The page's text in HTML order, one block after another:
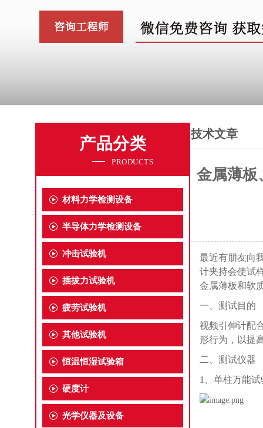
产品分类
PRODUCTS
材料力学检测设备
半导体力学检测设备
冲击试验机
插拔力试验机
疲劳试验机
其他试验机
恒温恒湿试验箱
硬度计
光学仪器及设备
技术文章
金属薄板
最近有朋友向
计夹持会使试
金属薄板和软
一、 测试目的
视频引伸计配
形行为，以提
二、测试仪器
1、 单柱万能试